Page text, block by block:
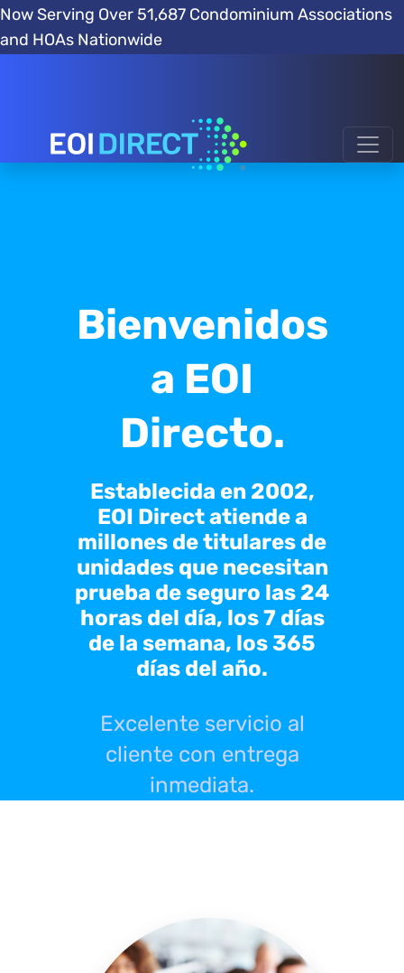
Now Serving Over 51,687 Condominium Associations
and HOAs Nationwide
Bienvenidos
a EOI
Directo.
Establecida en 2002,
EOI Direct atiende a
millones de titulares de
unidades que necesitan
prueba de seguro las 24
horas del día, los 7 días
de la semana, los 365
días del año.
Excelente servicio al
cliente con entrega
inmediata.